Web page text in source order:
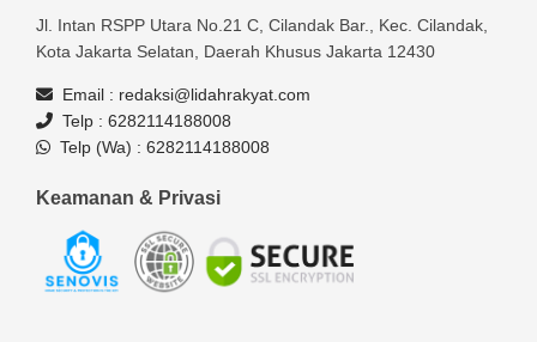
Jl. Intan RSPP Utara No.21 C, Cilandak Bar., Kec. Cilandak,
Kota Jakarta Selatan, Daerah Khusus Jakarta 12430
Email : redaksi@lidahrakyat.com
Telp : 6282114188008
Telp (Wa) : 6282114188008
Keamanan & Privasi